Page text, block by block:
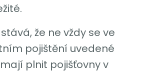
že ne vždy se ve
pojištění uvedené
plnit pojišťovny v